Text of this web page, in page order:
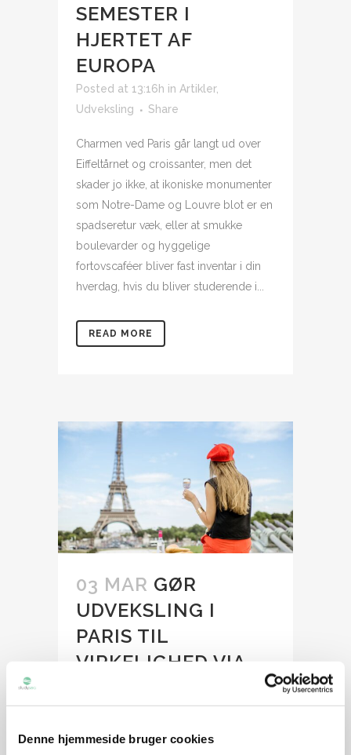
Denne hjemmeside bruger cookies
SEMESTER I
HJERTET AF
EUROPA
Posted at 13:16h in Artikler,
Udveksling
Share
Charmen ved Paris går langt ud over
Eiffeltårnet og croissanter, men det
skader jo ikke, at ikoniske monumenter
som Notre-Dame og Louvre blot er en
spadseretur væk, eller at smukke
boulevarder og hyggelige
fortovscaféer bliver fast inventar i din
hverdag, hvis du bliver studerende i...
READ MORE
03 MAR GØR
UDVEKSLING I
PARIS TIL
VIRKELIGHED VIA
Udveksling